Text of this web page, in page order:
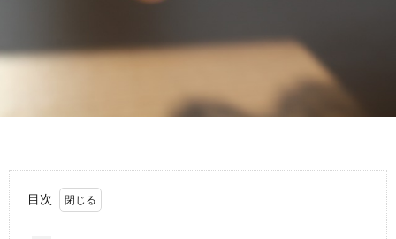
目次